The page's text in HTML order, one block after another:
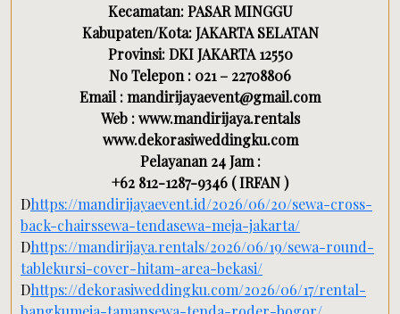
Kecamatan: PASAR MINGGU
Kabupaten/Kota: JAKARTA SELATAN
Provinsi: DKI JAKARTA 12550
No Telepon : 021 – 22708806
Email : mandirijayaevent@gmail.com
Web : www.mandirijaya.rentals
www.dekorasiweddingku.com
Pelayanan 24 Jam :
+62 812-1287-9346 ( IRFAN )
Dhttps://mandirijayaevent.id/2026/06/20/sewa-cross-
back-chairssewa-tendasewa-meja-jakarta/
Dhttps://mandirijaya.rentals/2026/06/19/sewa-round-
tablekursi-cover-hitam-area-bekasi/
Dhttps://dekorasiweddingku.com/2026/06/17/rental-